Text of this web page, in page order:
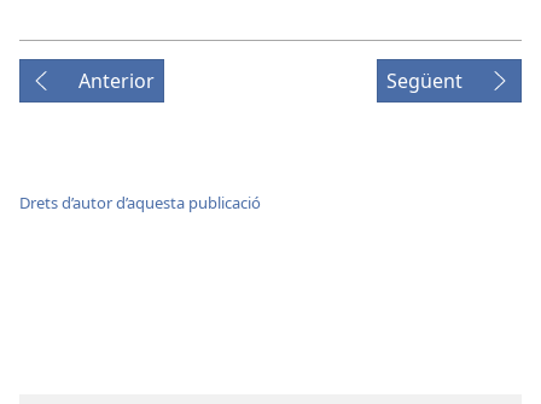
Anterior Següent
Drets d’autor d’aquesta publicació